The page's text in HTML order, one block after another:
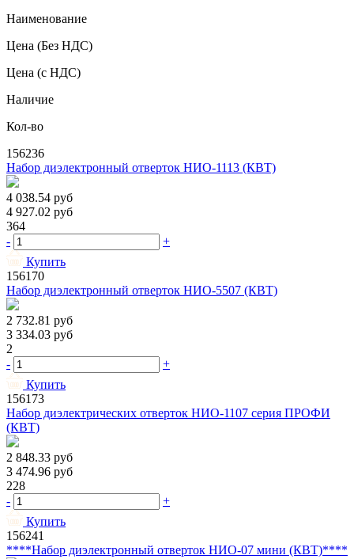
Наименование
Цена (Без НДС)
Цена (с НДС)
Наличие
Кол-во
156236
Набор диэлектронный отверток НИО-1113 (КВТ)
4 038.54 руб
4 927.02 руб
364
-
+
Купить
156170
Набор диэлектронный отверток НИО-5507 (КВТ)
2 732.81 руб
3 334.03 руб
2
-
+
Купить
156173
Набор диэлектрических отверток НИО-1107 серия ПРОФИ
(КВТ)
2 848.33 руб
3 474.96 руб
228
-
+
Купить
156241
****Набор диэлектронный отверток НИО-07 мини (КВТ)****